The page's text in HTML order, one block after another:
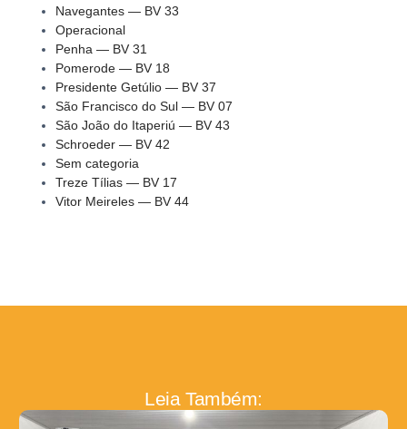
Navegantes — BV 33
Operacional
Penha — BV 31
Pomerode — BV 18
Presidente Getúlio — BV 37
São Francisco do Sul — BV 07
São João do Itaperiú — BV 43
Schroeder — BV 42
Sem categoria
Treze Tílias — BV 17
Vitor Meireles — BV 44
Leia Também: